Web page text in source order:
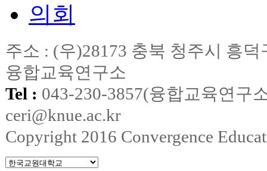
주소 : (우)28173 충북 청주시 흥
융합교육연구소
Tel : 043-230-3857(융합교육연
ceri@knue.ac.kr
Copyright 2016 Convergence